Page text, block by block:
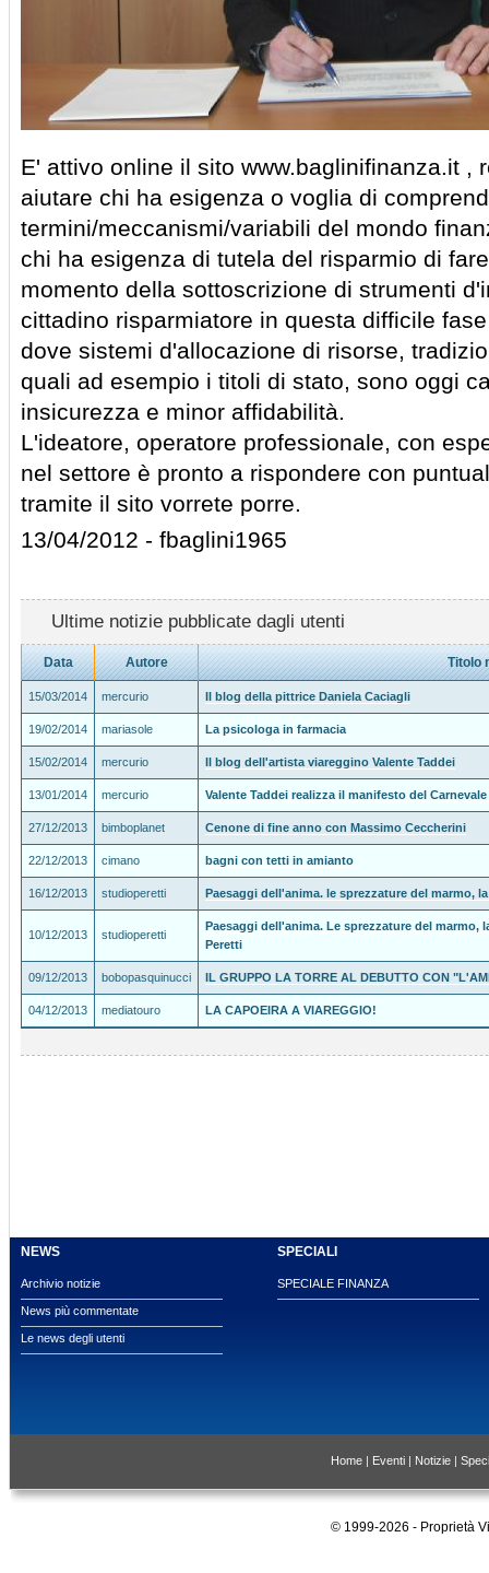
E' attivo online il sito www.baglinifinanza.it ,
aiutare chi ha esigenza o voglia di
termini/meccanismi/variabili del mondo
chi ha esigenza di tutela del risparmio di
momento della sottoscrizione di strumenti
cittadino risparmiatore in questa difficile
dove sistemi d'allocazione di risorse,
quali ad esempio i titoli di stato, sono oggi
insicurezza e minor affidabilità.
L'ideatore, operatore professionale, con
nel settore è pronto a rispondere con
tramite il sito vorrete porre.
13/04/2012 - fbaglini1965
Ultime notizie pubblicate dagli utenti
Data Autore Titolo
15/03/2014 mercurio Il blog della pittrice Daniela Caciagli
19/02/2014 mariasole La psicologa in farmacia
15/02/2014 mercurio Il blog dell'artista viareggino Valente Taddei
13/01/2014 mercurio Valente Taddei realizza il manifesto del
27/12/2013 bimboplanet Cenone di fine anno con Massimo Ceccherini
22/12/2013 cimano bagni con tetti in amianto
16/12/2013 studioperetti Paesaggi dell'anima. le sprezzature del marmo,
10/12/2013 studioperetti
Paesaggi dell'anima. Le sprezzature del marmo,
Peretti
09/12/2013 bobopasquinucci IL GRUPPO LA TORRE AL DEBUTTO CON
04/12/2013 mediatouro LA CAPOEIRA A VIAREGGIO!
NEWS
Archivio notizie
News più commentate
Le news degli utenti
SPECIALI
SPECIALE FINANZA
Home | Eventi | Notizie |
© 1999-2026 - Proprietà